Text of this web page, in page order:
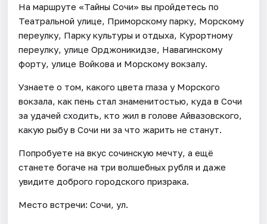
На маршруте «Тайны Сочи» вы пройдетесь по
Театральной улице, Приморскому парку, Морскому
переулку, Парку культуры и отдыха, Курортному
переулку, улице Орджоникидзе, Навагинскому
форту, улице Войкова и Морскому вокзалу.
Узнаете о том, какого цвета глаза у Морского
вокзала, как пень стал знаменитостью, куда в Сочи
за удачей сходить, кто жил в голове Айвазовского,
какую рыбу в Сочи ни за что жарить не станут.
Попробуете на вкус сочинскую мечту, а ещё
станете богаче на три волшебных рубля и даже
увидите доброго городского призрака.
Место встречи: Сочи, ул.